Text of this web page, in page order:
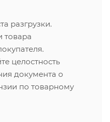
разгрузки.
товара
целостность
документа о
по товарному